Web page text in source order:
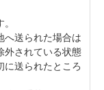
へ送られた場合は
外されている状態
に送られたところ